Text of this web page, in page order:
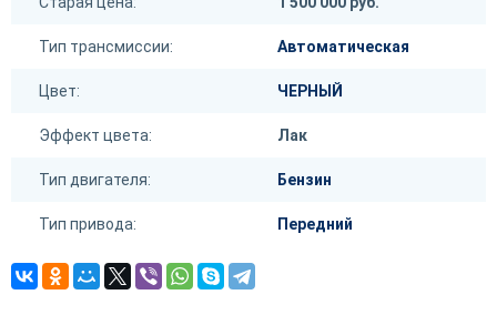
Тип трансмиссии: Автоматическая
Цвет: ЧЕРНЫЙ
Эффект цвета: Лак
Тип двигателя: Бензин
Тип привода: Передний